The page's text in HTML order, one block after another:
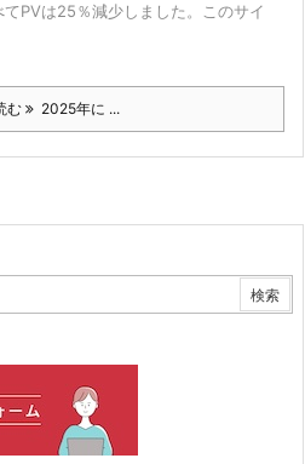
PVは25％減少しました。このサイ
む 2025年に ...